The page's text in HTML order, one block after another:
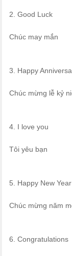
2. Good Luck
Chúc may mắn
3. Happy
Chúc mừng lễ kỷ
4. I love you
Tôi yêu bạn
5. Happy New Year
Chúc mừng năm
6. Congratulations